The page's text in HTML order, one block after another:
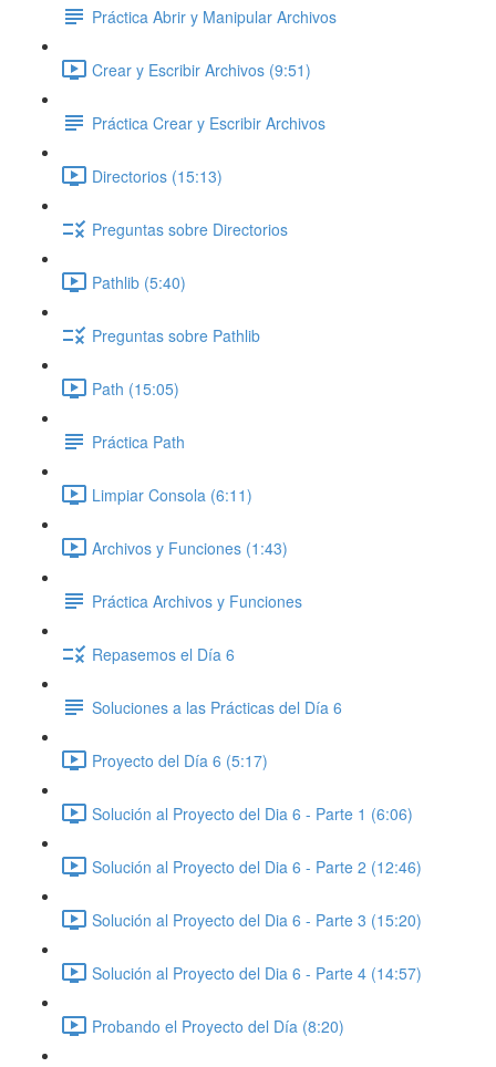
Práctica Abrir y Manipular Archivos
Crear y Escribir Archivos (9:51)
Práctica Crear y Escribir Archivos
Directorios (15:13)
Preguntas sobre Directorios
Pathlib (5:40)
Preguntas sobre Pathlib
Path (15:05)
Práctica Path
Limpiar Consola (6:11)
Archivos y Funciones (1:43)
Práctica Archivos y Funciones
Repasemos el Día 6
Soluciones a las Prácticas del Día 6
Proyecto del Día 6 (5:17)
Solución al Proyecto del Dia 6 - Parte 1 (6:06)
Solución al Proyecto del Dia 6 - Parte 2 (12:46)
Solución al Proyecto del Dia 6 - Parte 3 (15:20)
Solución al Proyecto del Dia 6 - Parte 4 (14:57)
Probando el Proyecto del Día (8:20)